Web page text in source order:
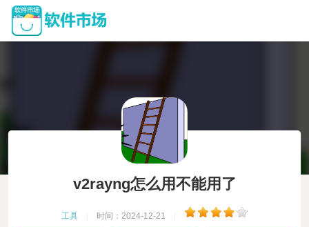
v2rayng怎么用不能用了
工具 时间：2024-12-21